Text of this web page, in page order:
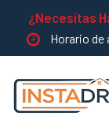
¿Necesitas
Horario de